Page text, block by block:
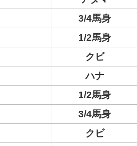
3/4馬身
1/2馬身
クビ
ハナ
1/2馬身
3/4馬身
クビ